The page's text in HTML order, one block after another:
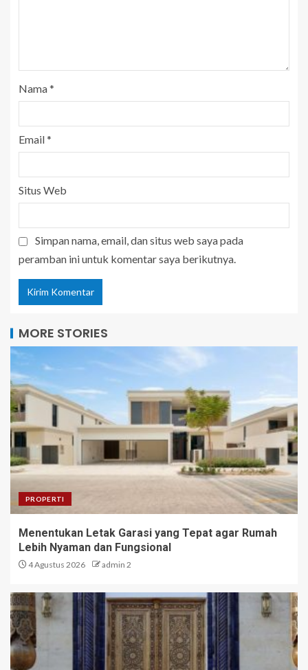
Nama*
Email*
Situs Web
Simpan nama, email, dan situs web saya pada
peramban ini untuk komentar saya berikutnya.
MORE STORIES
PROPERTI
Menentukan Letak Garasi yang Tepat agar Rumah
Lebih Nyaman dan Fungsional
4 Agustus 2026 admin 2